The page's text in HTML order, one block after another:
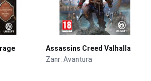
Assassins Creed Valhalla
/PS5
Zanr: Avantura